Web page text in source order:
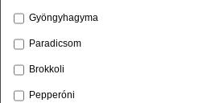
Gyöngyhagyma
Paradicsom
Brokkoli
Pepperóni